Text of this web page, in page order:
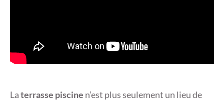
Laterrasse piscine n’est plus seulement un lieu de